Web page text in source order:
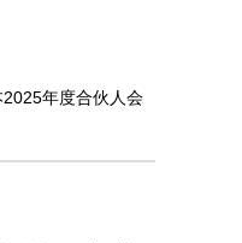
2025年度合伙人会